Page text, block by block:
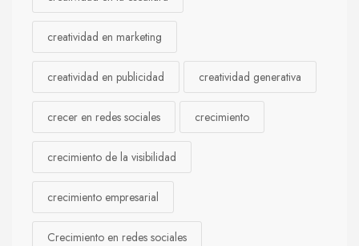
creatividad en marketing
creatividad en publicidad creatividad generativa
crecer en redes sociales crecimiento
crecimiento de la visibilidad
crecimiento empresarial
Crecimiento en redes sociales